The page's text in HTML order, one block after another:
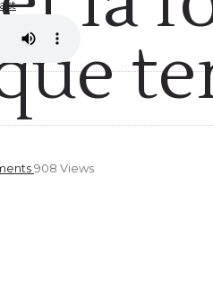
908 Views